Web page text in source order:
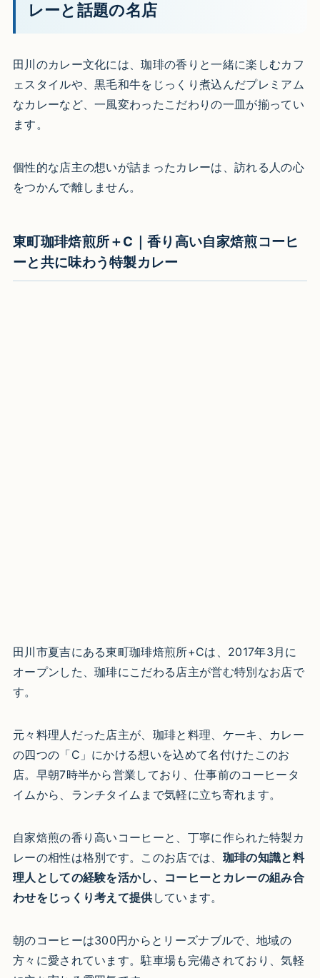
レーと話題の名店
田川のカレー文化には、珈琲の香りと一緒に楽しむカフ
ェスタイルや、黒毛和牛をじっくり煮込んだプレミアム
なカレーなど、一風変わったこだわりの一皿が揃ってい
ます。
個性的な店主の想いが詰まったカレーは、訪れる人の心
をつかんで離しません。
東町珈琲焙煎所＋C｜香り高い自家焙煎コーヒ
ーと共に味わう特製カレー
田川市夏吉にある東町珈琲焙煎所+Cは、2017年3月に
オープンした、珈琲にこだわる店主が営む特別なお店で
す。
元々料理人だった店主が、珈琲と料理、ケーキ、カレー
の四つの「C」にかける想いを込めて名付けたこのお
店。早朝7時半から営業しており、仕事前のコーヒータ
イムから、ランチタイムまで気軽に立ち寄れます。
自家焙煎の香り高いコーヒーと、丁寧に作られた特製カ
レーの相性は格別です。このお店では、 珈琲の知識と料
理人としての経験を活かし、コーヒーとカレーの組み合
わせをじっくり考えて提供しています。
朝のコーヒーは300円からとリーズナブルで、地域の
方々に愛されています。駐車場も完備されており、気軽